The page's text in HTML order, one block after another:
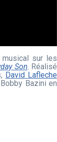
musical sur les
Son . Réalisé
David Lafleche
Bazini en